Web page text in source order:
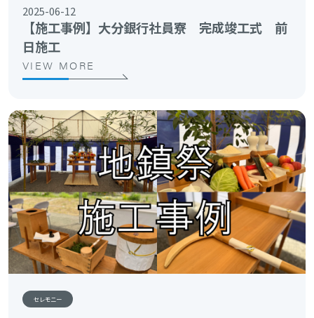
2025-06-12
【施工事例】大分銀行社員寮 完成竣工式 前
日施工
VIEW MORE
セレモニー